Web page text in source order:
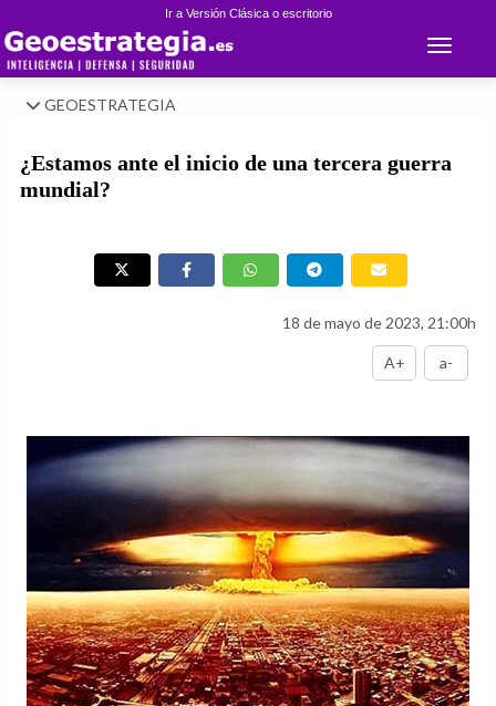
Ir a Versión Clásica o escritorio
Toggle
GEOESTRATEGIA
¿Estamos ante el inicio de una tercera guerra
mundial?
18 de mayo de 2023, 21:00h
A+ a-